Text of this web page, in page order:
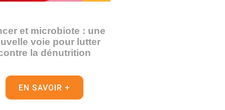
et microbiote : une
voie pour lutter
la dénutrition
EN SAVOIR +